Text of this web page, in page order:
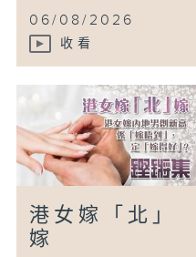
06/08/2026
收看
港女嫁「北」
嫁